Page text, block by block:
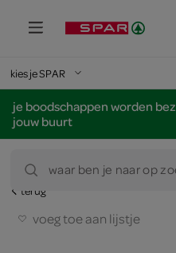
kies je SPAR
je boodschappen worden
jouw buurt
waar ben je naar op
terug
voeg toe aan lijstje